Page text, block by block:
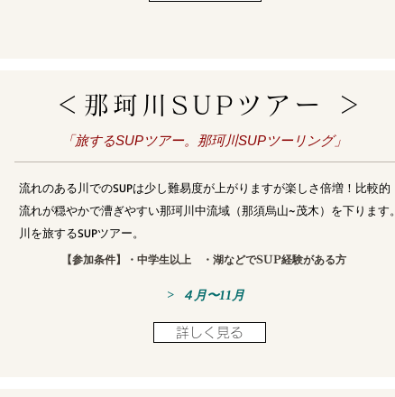
＜那珂川SUPツアー ＞
​「旅するSUPツアー。那珂川SUPツーリング」
流れのある川でのSUPは少し難易度が上がりますが楽しさ倍増！比較的
流れが穏やかで漕ぎやすい那珂川中流域（那須烏山~茂木）を下ります。
川を旅するSUPツアー。
【参加条件】 ・中学生以上 ​ ・湖などでSUP経験がある方​
> ４月〜11月
詳しく見る